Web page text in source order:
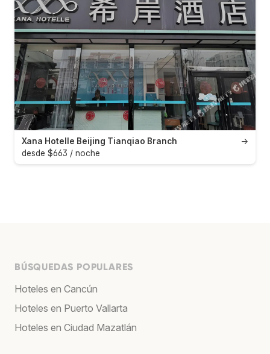
→
Xana Hotelle Beijing Tianqiao Branch
desde $663 / noche
BÚSQUEDAS POPULARES
Hoteles en Cancún
Hoteles en Puerto Vallarta
Hoteles en Ciudad Mazatlán